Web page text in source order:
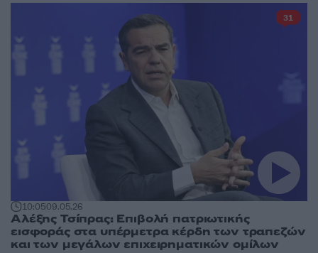
10:0509.05.26
Αλέξης Τσίπρας: Eπιβολή πατριωτικής
εισφοράς στα υπέρμετρα κέρδη των τραπεζών
και των μεγάλων επιχειρηματικών ομίλων
31